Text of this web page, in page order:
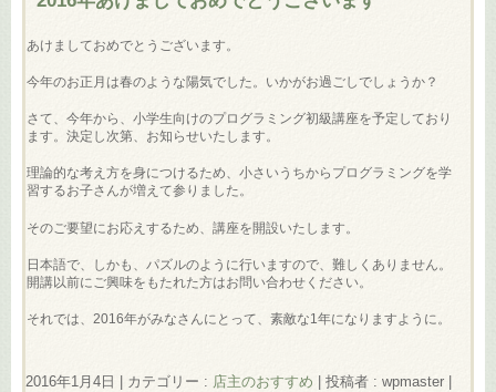
あけましておめでとうございます。
今年のお正月は春のような陽気でした。いかがお過ごしでしょうか？
さて、今年から、小学生向けのプログラミング初級講座を予定しており
ます。決定し次第、お知らせいたします。
理論的な考え方を身につけるため、小さいうちからプログラミングを学
習するお子さんが増えて参りました。
そのご要望にお応えするため、講座を開設いたします。
日本語で、しかも、パズルのように行いますので、難しくありません。
開講以前にご興味をもたれた方はお問い合わせください。
それでは、2016年がみなさんにとって、素敵な1年になりますように。
2016年1月4日 カテゴリー : 店主のおすすめ 投稿者 : wpmaster